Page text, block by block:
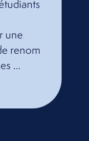
une
renom
…